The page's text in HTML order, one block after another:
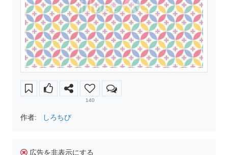
140
作者: しろちび
広告を非表示にする